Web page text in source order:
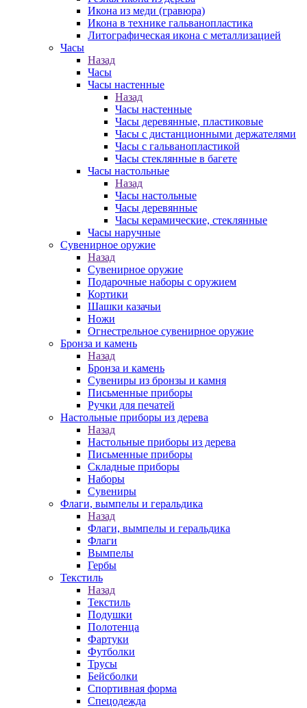
Икона из меди (гравюра)
Икона в технике гальванопластика
Литографическая икона с металлизацией
Часы
Назад
Часы
Часы настенные
Назад
Часы настенные
Часы деревянные, пластиковые
Часы с дистанционными держателями
Часы с гальванопластикой
Часы стеклянные в багете
Часы настольные
Назад
Часы настольные
Часы деревянные
Часы керамические, стеклянные
Часы наручные
Сувенирное оружие
Назад
Сувенирное оружие
Подарочные наборы с оружием
Кортики
Шашки казачьи
Ножи
Огнестрельное сувенирное оружие
Бронза и камень
Назад
Бронза и камень
Сувениры из бронзы и камня
Письменные приборы
Ручки для печатей
Настольные приборы из дерева
Назад
Настольные приборы из дерева
Письменные приборы
Складные приборы
Наборы
Сувениры
Флаги, вымпелы и геральдика
Назад
Флаги, вымпелы и геральдика
Флаги
Вымпелы
Гербы
Текстиль
Назад
Текстиль
Подушки
Полотенца
Фартуки
Футболки
Трусы
Бейсболки
Спортивная форма
Спецодежда